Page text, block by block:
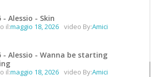
- Alessio - Skin
il:maggio 18, 2026 video By:Amici
- Alessio - Wanna be starting
il:maggio 18, 2026 video By:Amici